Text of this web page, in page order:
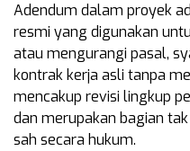
Adendum dalam proyek
resmi yang digunakan
atau mengurangi pasal,
kontrak kerja asli tanpa
mencakup revisi lingkup
dan merupakan bagian
sah secara hukum.